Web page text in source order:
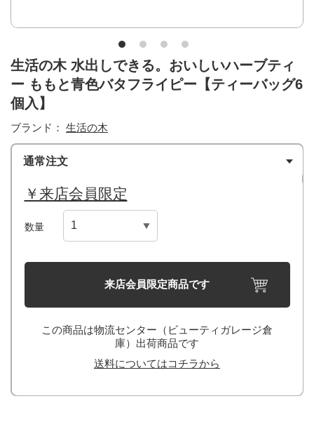
生活の木 水出しできる。おいしいハーブティ
ー ももと青色バタフライピー【ティーバッグ6
個入】
ブランド： 生活の木
通常注文
￥来店会員限定
数量
来店会員限定商品です
この商品は物流センター（ビューティガレージ倉
庫）出荷商品です
送料についてはコチラから